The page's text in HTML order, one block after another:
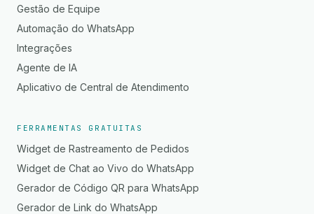
Gestão de Equipe
Automação do WhatsApp
Integrações
Agente de IA
Aplicativo de Central de Atendimento
FERRAMENTAS GRATUITAS
Widget de Rastreamento de Pedidos
Widget de Chat ao Vivo do WhatsApp
Gerador de Código QR para WhatsApp
Gerador de Link do WhatsApp